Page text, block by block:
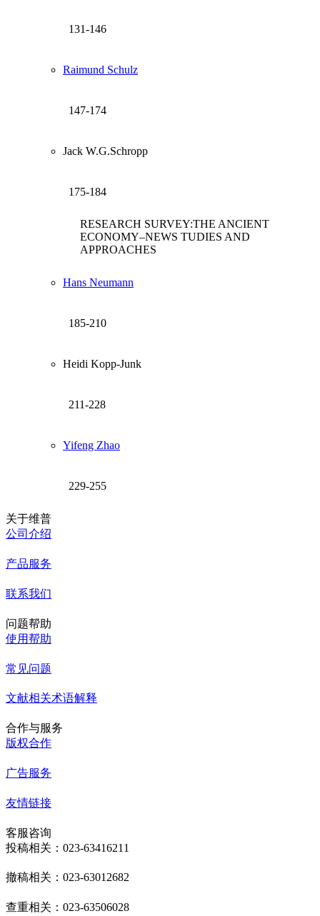
131-146
Raimund Schulz
147-174
Jack W.G.Schropp
175-184
RESEARCH SURVEY:THE ANCIENT
ECONOMY–NEWS TUDIES AND
APPROACHES
Hans Neumann
185-210
Heidi Kopp-Junk
211-228
Yifeng Zhao
229-255
关于维普
公司介绍
产品服务
联系我们
问题帮助
使用帮助
常见问题
文献相关术语解释
合作与服务
版权合作
广告服务
友情链接
客服咨询
投稿相关：023-63416211
撤稿相关：023-63012682
查重相关：023-63506028